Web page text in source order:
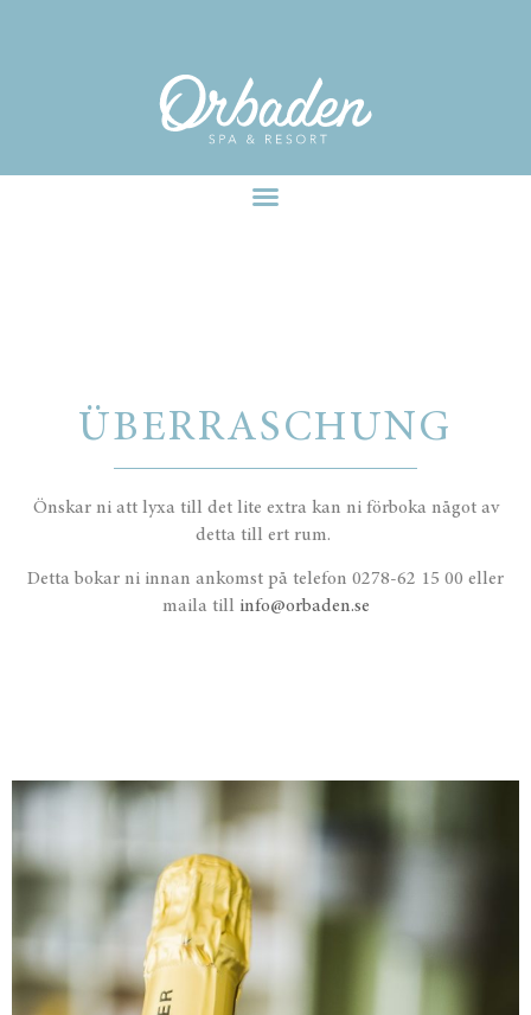
ÜBERRASCHUNG
Önskar ni att lyxa till det lite extra kan ni förboka något av
detta till ert rum.
Detta bokar ni innan ankomst på telefon 0278-62 15 00 eller
maila till info@orbaden.se